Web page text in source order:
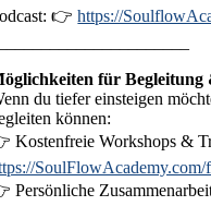
👉https://
für Begleitung
du tiefer einsteigen
können:
Kostenfreie Workshops &
SoulFlowAcademy.com/
Persönliche